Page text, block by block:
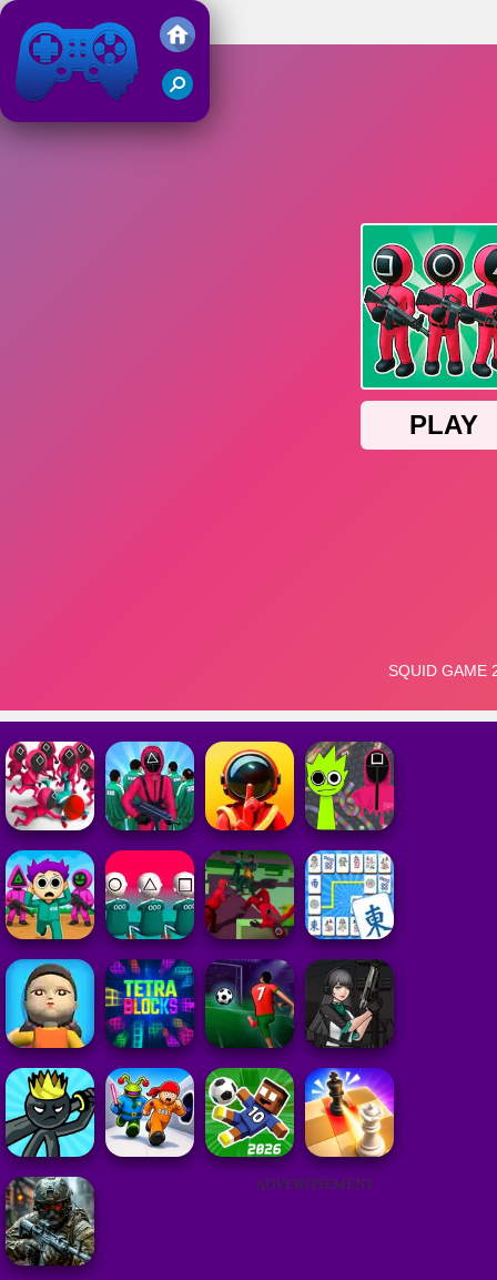
Juegos Friv 2019
Squid Game 2
ADVERTISEMENT